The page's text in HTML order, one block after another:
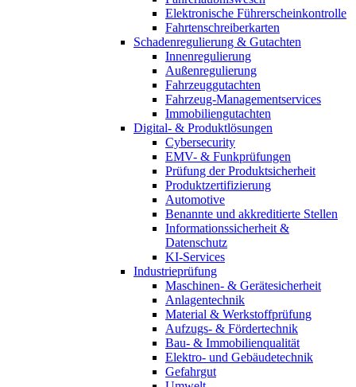
Elektronische Führerscheinkontrolle
Fahrtenschreiberkarten
Schadenregulierung & Gutachten
Innenregulierung
Außenregulierung
Fahrzeuggutachten
Fahrzeug-Managementservices
Immobiliengutachten
Digital- & Produktlösungen
Cybersecurity
EMV- & Funkprüfungen
Prüfung der Produktsicherheit
Produktzertifizierung
Automotive
Benannte und akkreditierte Stellen
Informationssicherheit &
Datenschutz
KI-Services
Industrieprüfung
Maschinen- & Gerätesicherheit
Anlagentechnik
Material & Werkstoffprüfung
Aufzugs- & Fördertechnik
Bau- & Immobilienqualität
Elektro- und Gebäudetechnik
Gefahrgut